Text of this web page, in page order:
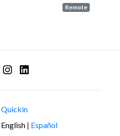
Remote
Quickin
English | Español